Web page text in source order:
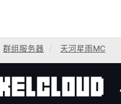
群组服务器 天河星雨MC